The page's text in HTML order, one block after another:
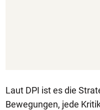
Laut DPI ist es die
Bewegungen, jede